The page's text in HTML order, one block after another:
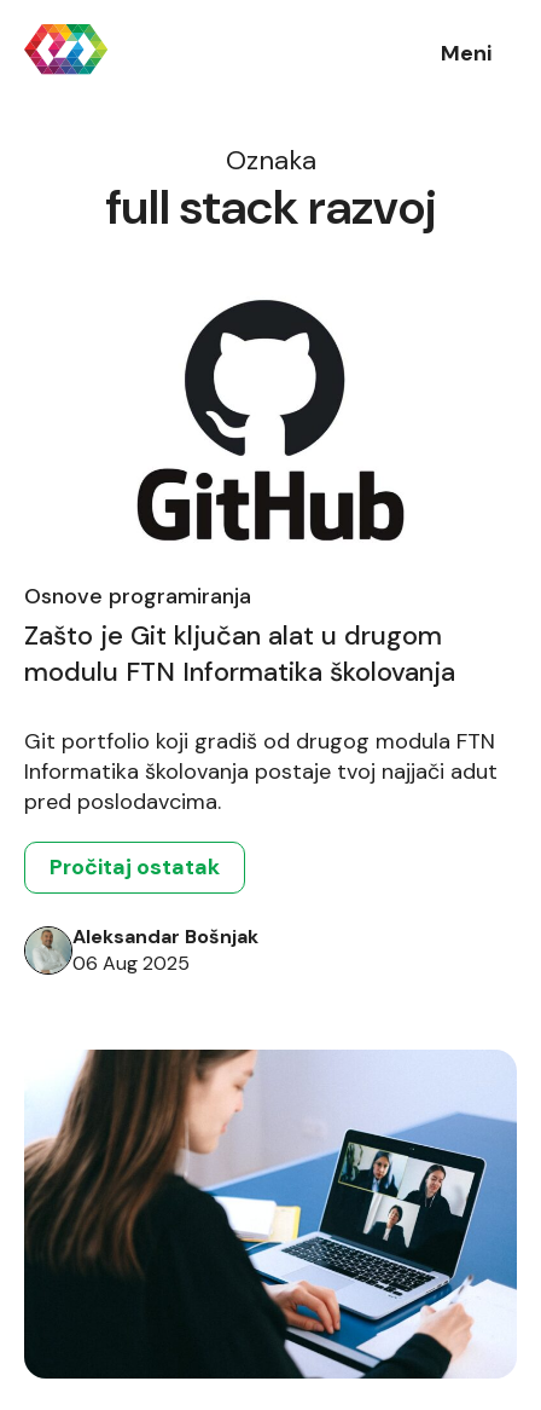
Meni
Oznaka
full stack razvoj
Osnove programiranja
Zašto je Git ključan alat u drugom
modulu FTN Informatika školovanja
Git portfolio koji gradiš od drugog modula FTN
Informatika školovanja postaje tvoj najjači adut
pred poslodavcima.
Pročitaj ostatak
Aleksandar Bošnjak
06 Aug 2025